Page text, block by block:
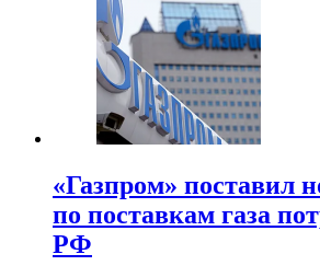
«Газпром» поставил
по поставкам газа
РФ